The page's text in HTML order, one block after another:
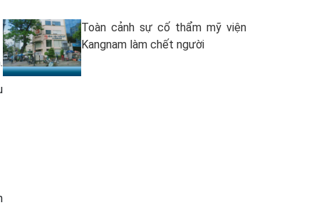
Toàn cảnh sự cố thẩm mỹ viện
Kangnam làm chết người